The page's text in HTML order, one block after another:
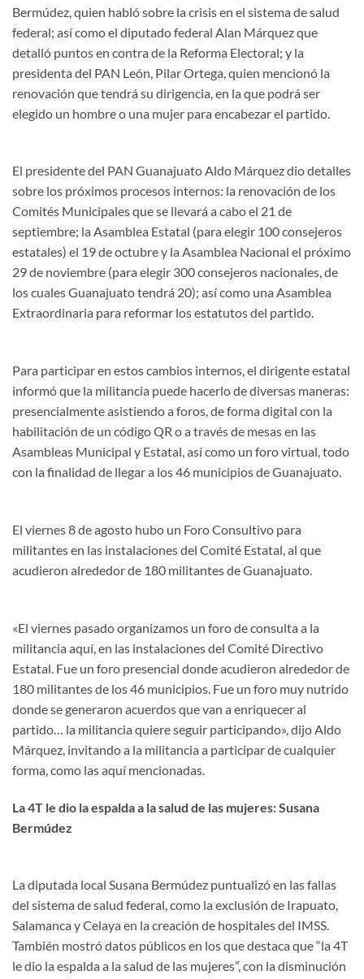
Bermúdez, quien habló sobre la crisis en el sistema de salud
federal; así como el diputado federal Alan Márquez que
detalló puntos en contra de la Reforma Electoral; y la
presidenta del PAN León, Pilar Ortega, quien mencionó la
renovación que tendrá su dirigencia, en la que podrá ser
elegido un hombre o una mujer para encabezar el partido.
El presidente del PAN Guanajuato Aldo Márquez dio detalles
sobre los próximos procesos internos: la renovación de los
Comités Municipales que se llevará a cabo el 21 de
septiembre; la Asamblea Estatal (para elegir 100 consejeros
estatales) el 19 de octubre y la Asamblea Nacional el próximo
29 de noviembre (para elegir 300 consejeros nacionales, de
los cuales Guanajuato tendrá 20); así como una Asamblea
Extraordinaria para reformar los estatutos del partido.
Para participar en estos cambios internos, el dirigente estatal
informó que la militancia puede hacerlo de diversas maneras:
presencialmente asistiendo a foros, de forma digital con la
habilitación de un código QR o a través de mesas en las
Asambleas Municipal y Estatal, así como un foro virtual, todo
con la finalidad de llegar a los 46 municipios de Guanajuato.
El viernes 8 de agosto hubo un Foro Consultivo para
militantes en las instalaciones del Comité Estatal, al que
acudieron alrededor de 180 militantes de Guanajuato.
«El viernes pasado organizamos un foro de consulta a la
militancia aquí, en las instalaciones del Comité Directivo
Estatal. Fue un foro presencial donde acudieron alrededor de
180 militantes de los 46 municipios. Fue un foro muy nutrido
donde se generaron acuerdos que van a enriquecer al
partido… la militancia quiere seguir participando», dijo Aldo
Márquez, invitando a la militancia a participar de cualquier
forma, como las aquí mencionadas.
La 4T le dio la espalda a la salud de las mujeres: Susana
Bermúdez
La diputada local Susana Bermúdez puntualizó en las fallas
del sistema de salud federal, como la exclusión de Irapuato,
Salamanca y Celaya en la creación de hospitales del IMSS.
También mostró datos públicos en los que destaca que “la 4T
le dio la espalda a la salud de las mujeres”, con la disminución